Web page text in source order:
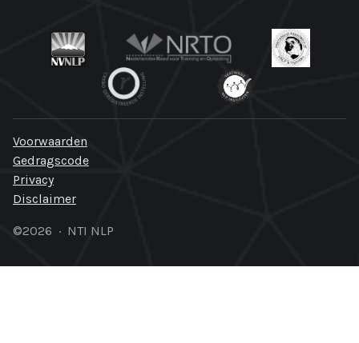
Voorwaarden
Gedragscode
Privacy
Disclaimer
©2026 · NTI NLP